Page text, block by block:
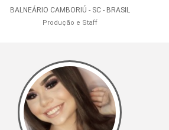
BALNEÁRIO CAMBORIÚ - SC - BRASIL
Produção e Staff